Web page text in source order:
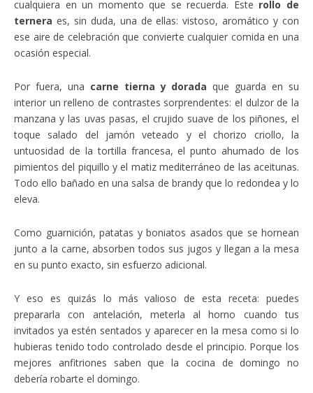
cualquiera en un momento que se recuerda. Este rollo de
ternera es, sin duda, una de ellas: vistoso, aromático y con
ese aire de celebración que convierte cualquier comida en una
ocasión especial.
Por fuera, una carne tierna y dorada que guarda en su
interior un relleno de contrastes sorprendentes: el dulzor de la
manzana y las uvas pasas, el crujido suave de los piñones, el
toque salado del jamón veteado y el chorizo criollo, la
untuosidad de la tortilla francesa, el punto ahumado de los
pimientos del piquillo y el matiz mediterráneo de las aceitunas.
Todo ello bañado en una salsa de brandy que lo redondea y lo
eleva.
Como guarnición, patatas y boniatos asados que se hornean
junto a la carne, absorben todos sus jugos y llegan a la mesa
en su punto exacto, sin esfuerzo adicional.
Y eso es quizás lo más valioso de esta receta: puedes
prepararla con antelación, meterla al horno cuando tus
invitados ya estén sentados y aparecer en la mesa como si lo
hubieras tenido todo controlado desde el principio. Porque los
mejores anfitriones saben que la cocina de domingo no
debería robarte el domingo.